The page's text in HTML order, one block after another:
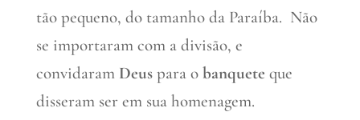
tão pequeno, do tamanho da Paraíba. Não
se importaram com a divisão, e
convidaram Deus para o banquete que
disseram ser em sua homenagem.